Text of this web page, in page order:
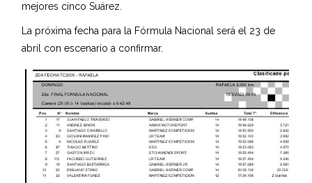
mejores cinco Suárez.
La próxima fecha para la Fórmula Nacional será el 23 de
abril con escenario a confirmar.